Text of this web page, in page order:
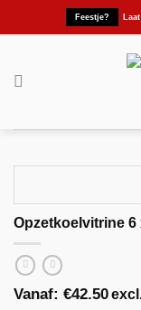
Feestje?
Opzetkoelvitrine 6
Vanaf: €42.50